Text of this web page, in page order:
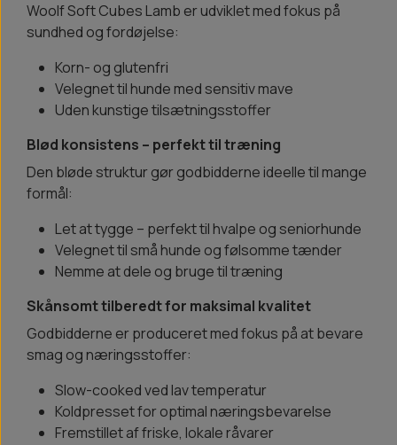
Woolf Soft Cubes Lamb er udviklet med fokus på
sundhed og fordøjelse:
Korn- og glutenfri
Velegnet til hunde med sensitiv mave
Uden kunstige tilsætningsstoffer
Blød konsistens – perfekt til træning
Den bløde struktur gør godbidderne ideelle til mange
formål:
Let at tygge – perfekt til hvalpe og seniorhunde
Velegnet til små hunde og følsomme tænder
Nemme at dele og bruge til træning
Skånsomt tilberedt for maksimal kvalitet
Godbidderne er produceret med fokus på at bevare
smag og næringsstoffer:
Slow-cooked ved lav temperatur
Koldpresset for optimal næringsbevarelse
Fremstillet af friske, lokale råvarer